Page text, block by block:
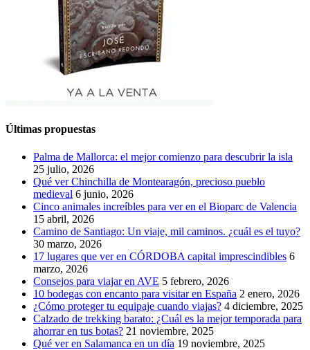
Últimas propuestas
Palma de Mallorca: el mejor comienzo para descubrir la isla
25 julio, 2026
Qué ver Chinchilla de Montearagón, precioso pueblo
medieval 6 junio, 2026
Cinco animales increíbles para ver en el Bioparc de Valencia
15 abril, 2026
Camino de Santiago: Un viaje, mil caminos. ¿cuál es el tuyo?
30 marzo, 2026
17 lugares que ver en CÓRDOBA capital imprescindibles 6
marzo, 2026
Consejos para viajar en AVE 5 febrero, 2026
10 bodegas con encanto para visitar en España 2 enero, 2026
¿Cómo proteger tu equipaje cuando viajas? 4 diciembre, 2025
Calzado de trekking barato: ¿Cuál es la mejor temporada para
ahorrar en tus botas? 21 noviembre, 2025
Qué ver en Salamanca en un día 19 noviembre, 2025